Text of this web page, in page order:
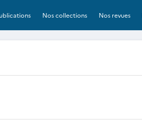
Nos collections Nos revues